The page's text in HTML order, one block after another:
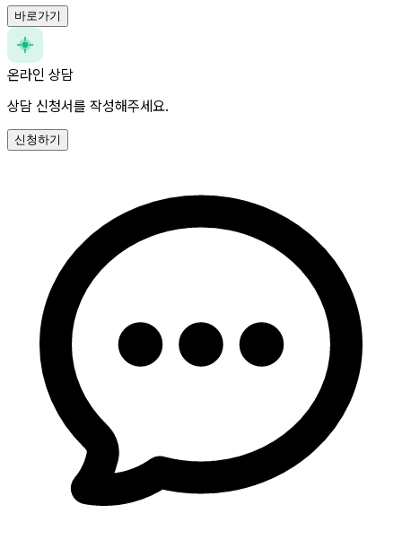
바로가기
온라인 상담
상담 신청서를 작성해주세요.
신청하기